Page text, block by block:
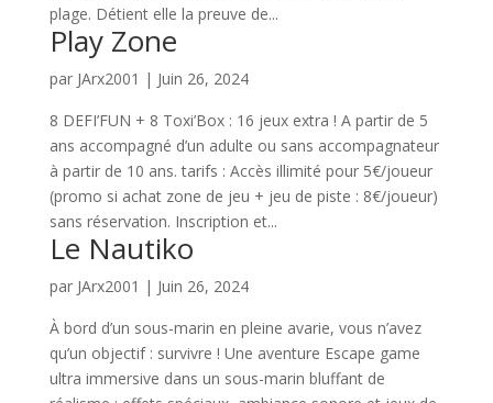
plage. Détient elle la preuve de...
Play Zone
par JArx2001 | Juin 26, 2024
8 DEFI’FUN + 8 Toxi’Box : 16 jeux extra ! A partir de 5
ans accompagné d’un adulte ou sans accompagnateur
à partir de 10 ans. tarifs : Accès illimité pour 5€/joueur
(promo si achat zone de jeu + jeu de piste : 8€/joueur)
sans réservation. Inscription et...
Le Nautiko
par JArx2001 | Juin 26, 2024
À bord d’un sous-marin en pleine avarie, vous n’avez
qu’un objectif : survivre ! Une aventure Escape game
ultra immersive dans un sous-marin bluffant de